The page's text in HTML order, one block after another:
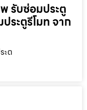
รับซ่อมประตู
ระตูรีโมท จาก
ะต